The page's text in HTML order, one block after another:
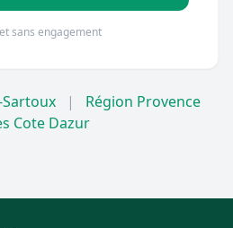
sans engagement
|
Région Provence
Cote Dazur